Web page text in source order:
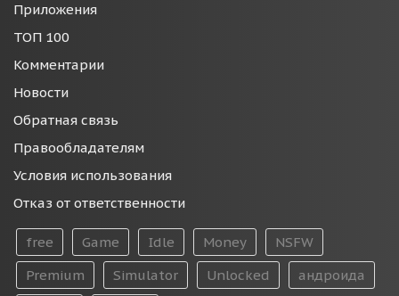
Приложения
ТОП 100
Комментарии
Новости
Обратная связь
Правообладателям
Условия использования
Отказ от ответственности
free Game Idle Money
NSFW
Premium
Simulator Unlocked андроида